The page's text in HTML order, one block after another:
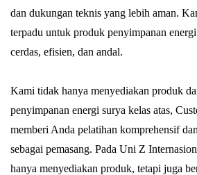
dan dukungan teknis yang lebih aman.
terpadu untuk produk penyimpanan
cerdas, efisien, dan andal.
Kami tidak hanya menyediakan produk
penyimpanan energi surya kelas atas,
memberi Anda pelatihan komprehensif
sebagai pemasang. Pada Uni Z
hanya menyediakan produk, tetapi juga